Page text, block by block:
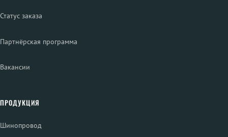
Статус заказа
Партнёрская программа
Вакансии
ПРОДУКЦИЯ
Шинопровод